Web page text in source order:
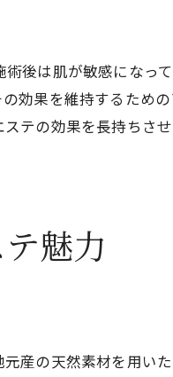
める
後は肌が敏感になっ
効果を維持するため
テの効果を長持ちさ
魅力
産の天然素材を用い